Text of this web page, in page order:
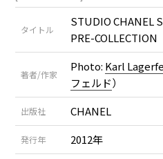
タイトル
STUDIO CHANEL
PRE-COLLECTION
著者/作家
Photo: Karl
フェルド）
出版社 CHANEL
発行年 2012年